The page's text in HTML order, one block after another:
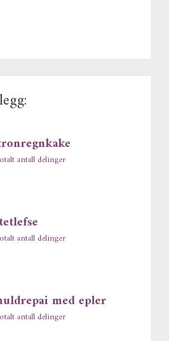
antall delinger
antall delinger
med epler
antall delinger